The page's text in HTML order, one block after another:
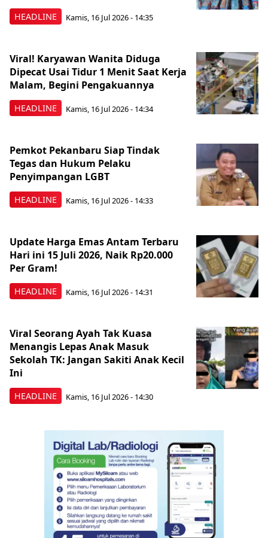
HEADLINE Kamis, 16 Jul 2026 - 14:35
HEADLINE
Viral! Karyawan Wanita Diduga
Dipecat Usai Tidur 1 Menit Saat Kerja
Malam, Begini Pengakuannya
Kamis, 16 Jul 2026 - 14:34
HEADLINE
Pemkot Pekanbaru Siap Tindak
Tegas dan Hukum Pelaku
Penyimpangan LGBT
Kamis, 16 Jul 2026 - 14:33
HEADLINE
Update Harga Emas Antam Terbaru
Hari ini 15 Juli 2026, Naik Rp20.000
Per Gram!
Kamis, 16 Jul 2026 - 14:31
HEADLINE
Viral Seorang Ayah Tak Kuasa
Menangis Lepas Anak Masuk
Sekolah TK: Jangan Sakiti Anak Kecil
Ini
Kamis, 16 Jul 2026 - 14:30